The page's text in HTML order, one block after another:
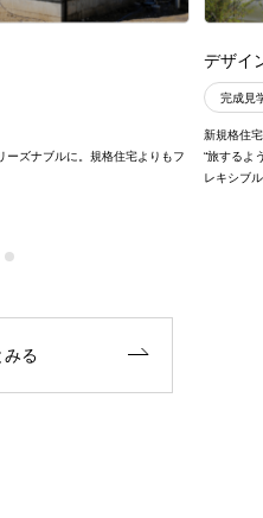
ーズナブルに。規格住宅よりもフ
デザイ
完成見
新規格住
“旅するよ
レキシブ
みる